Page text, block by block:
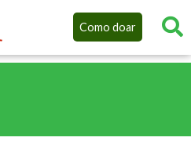
Como doar